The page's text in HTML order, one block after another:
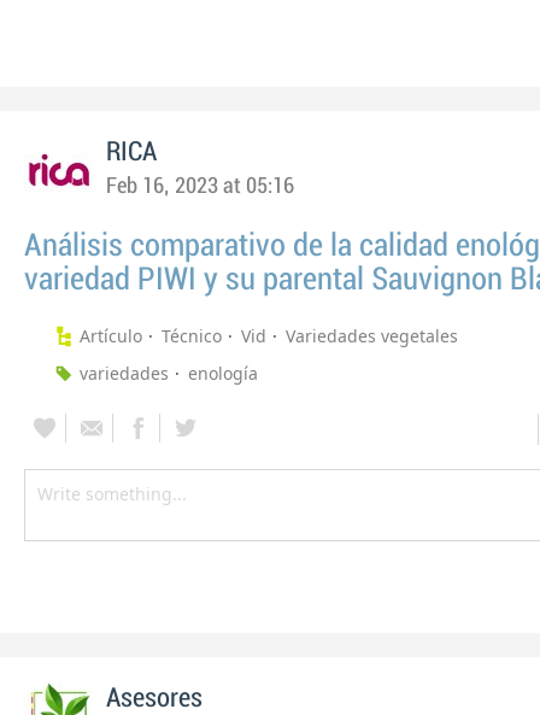
RICA
Feb 16, 2023 at 05:16
Análisis comparativo de la calidad
variedad PIWI y su parental Sauvignon
Artículo Técnico Vid
Variedades vegetales
variedades
enología
Asesores